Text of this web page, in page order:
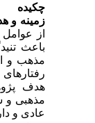
چکیده
زمینه و
از عوامل
باعث
مذهب و
رفتارهای
هدف
مذهبی و
عادی و